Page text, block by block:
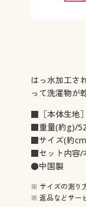
はっ水加工さ
って洗濯物が
■［本体生地
■重量(約g)/
■サイズ(約
■セット内容/
●中国製
※ サイズの測り
※ 返品などサー